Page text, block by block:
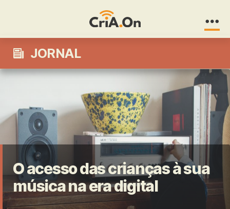
JORNAL
O acesso das crianças à sua
música na era digital